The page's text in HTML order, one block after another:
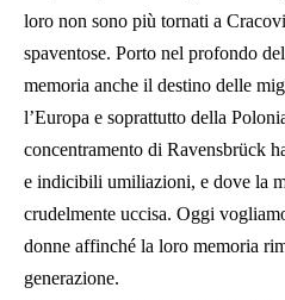
loro non sono più tornati a
spaventose. Porto nel profondo
memoria anche il destino delle
l’Europa e soprattutto della
concentramento di Ravensbrück
e indicibili umiliazioni, e dove la
crudelmente uccisa. Oggi
donne affinché la loro memoria
generazione.